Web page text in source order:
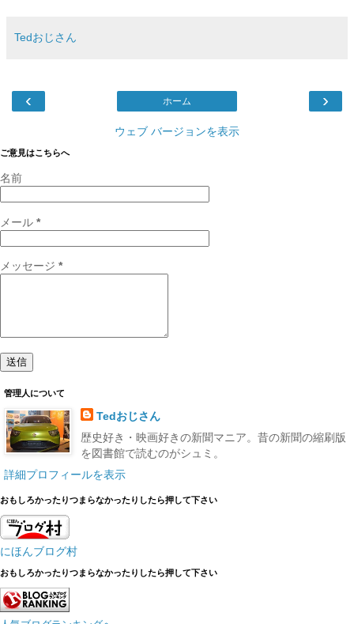
Tedおじさん
‹ ›
ホーム
ウェブ バージョンを表示
ご意見はこちらへ
名前
メール *
メッセージ *
管理人について
Tedおじさん
歴史好き・映画好きの新聞マニア。昔の新聞の縮刷版
を図書館で読むのがシュミ。
詳細プロフィールを表示
おもしろかったりつまらなかったりしたら押して下さい
にほんブログ村
おもしろかったりつまらなかったりしたら押して下さい